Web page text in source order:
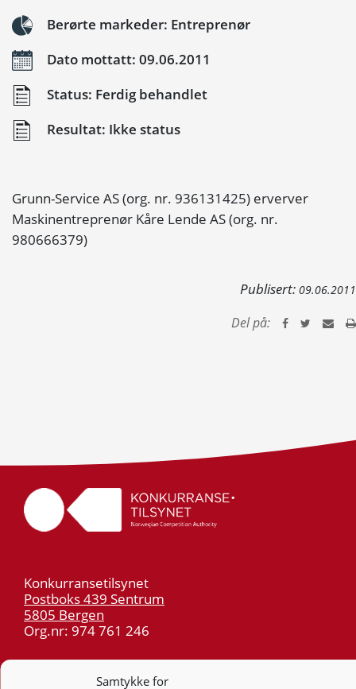
Samtykke for
Berørte markeder: Entreprenør
Dato mottatt: 09.06.2011
Status: Ferdig behandlet
Resultat: Ikke status
Grunn-Service AS (org. nr. 936131425) erverver
Maskinentreprenør Kåre Lende AS (org. nr.
980666379)
Publisert: 09.06.2011
Del på:
Konkurransetilsynet
Postboks 439 Sentrum
5805 Bergen
Org.nr: 974 761 246
55 59 75 00